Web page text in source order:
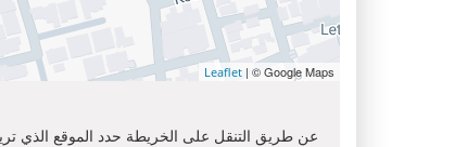
Leaflet | © Google Maps
عن طريق التنقل على الخريطة حدد الموقع الذي